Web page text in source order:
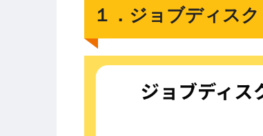
１．ジョブディス